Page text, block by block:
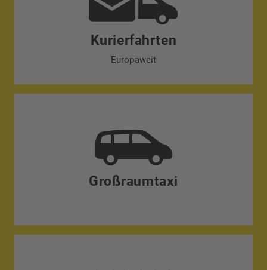
Kurierfahrten
Europaweit
Großraumtaxi